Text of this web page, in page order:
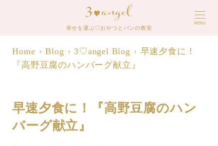
幸せを運ぶ♡おやつとパンの教室
MENU
Home Blog 3♡angel Blog
早速夕食に！
『高野豆腐のハンバーグ献立』
早速夕食に！『高野豆腐のハン
バーグ献立』